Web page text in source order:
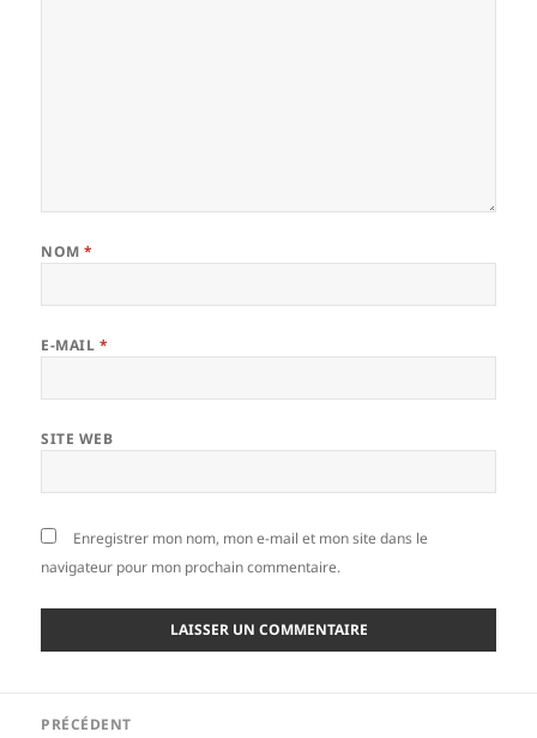
NOM*
E-MAIL *
SITE WEB
Enregistrer mon nom, mon e-mail et mon site dans le
navigateur pour mon prochain commentaire.
PRÉCÉDENT